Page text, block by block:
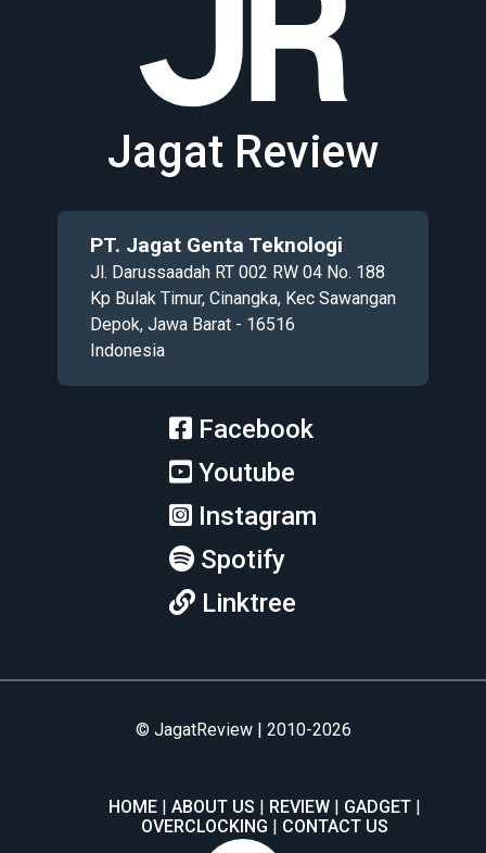
Jagat Review
PT. Jagat Genta Teknologi
Jl. Darussaadah RT 002 RW 04 No. 188
Kp Bulak Timur, Cinangka, Kec Sawangan
Depok, Jawa Barat - 16516
Indonesia
Facebook
Youtube
Instagram
Spotify
Linktree
© JagatReview | 2010-2026
HOME ABOUT US REVIEW
GADGET
OVERCLOCKING
CONTACT US